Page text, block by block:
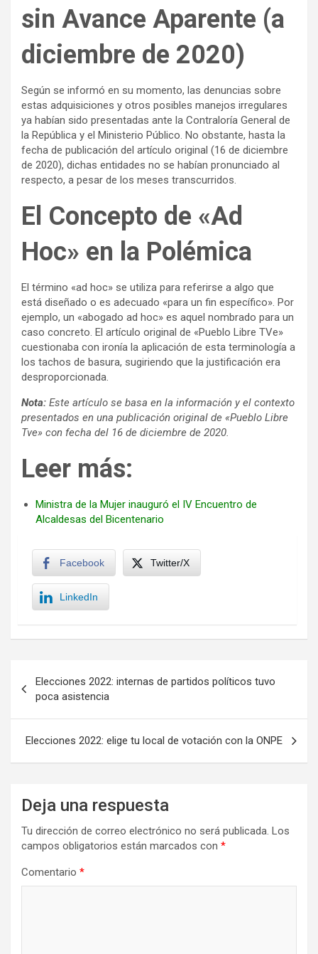
sin Avance Aparente (a
diciembre de 2020)
Según se informó en su momento, las denuncias sobre
estas adquisiciones y otros posibles manejos irregulares
ya habían sido presentadas ante la Contraloría General de
la República y el Ministerio Público. No obstante, hasta la
fecha de publicación del artículo original (16 de diciembre
de 2020), dichas entidades no se habían pronunciado al
respecto, a pesar de los meses transcurridos.
El Concepto de «Ad
Hoc» en la Polémica
El término «ad hoc» se utiliza para referirse a algo que
está diseñado o es adecuado «para un fin específico». Por
ejemplo, un «abogado ad hoc» es aquel nombrado para un
caso concreto. El artículo original de «Pueblo Libre TVe»
cuestionaba con ironía la aplicación de esta terminología a
los tachos de basura, sugiriendo que la justificación era
desproporcionada.
Nota: Este artículo se basa en la información y el contexto
presentados en una publicación original de «Pueblo Libre
Tve» con fecha del 16 de diciembre de 2020.
Leer más:
Ministra de la Mujer inauguró el IV Encuentro de
Alcaldesas del Bicentenario
Facebook Twitter/X
LinkedIn
de
entradas
Elecciones 2022: internas de partidos políticos tuvo
poca asistencia
Elecciones 2022: elige tu local de votación con la ONPE
Deja una respuesta
Tu dirección de correo electrónico no será publicada. Los
campos obligatorios están marcados con *
Comentario *